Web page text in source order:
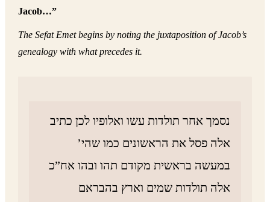
Jacob…”
The Sefat Emet begins by noting the juxtaposition of Jacob’s
genealogy with what precedes it.
נסמך אחר תולדות עשו ואלופיו לכן כתיב
אלה פסל את הראשונים כמו שהי’
במעשה בראשית מקודם תהו ובהו אח”כ
אלה תולדות שמים וארץ בהבראם